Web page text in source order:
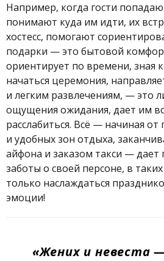
Например, когда гости
понимают куда им идти, их
хостесс, помогают
подарки — это бытовой
ориентирует по времени, зная
начаться церемония,
и легким развлечениям, — это
ощущения ожидания, дает им
расслабиться. Всё — начиная
и удобных зон отдыха,
айфона и заказом такси —
заботы о своей персоне, в таких
только наслаждаться
эмоции!
«Жених и невеста